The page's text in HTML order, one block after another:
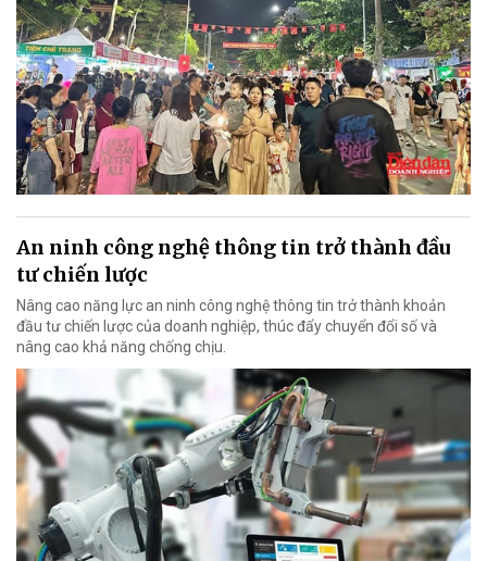
An ninh công nghệ thông tin trở thành đầu
tư chiến lược
Nâng cao năng lực an ninh công nghệ thông tin trở thành khoản
đầu tư chiến lược của doanh nghiệp, thúc đẩy chuyển đổi số và
nâng cao khả năng chống chịu.